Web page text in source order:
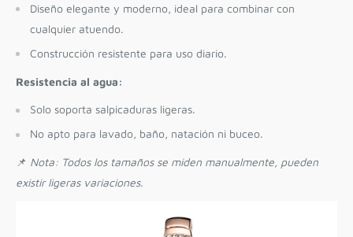
Diseño elegante y moderno, ideal para combinar con
cualquier atuendo.
Construcción resistente para uso diario.
Resistencia al agua:
Solo soporta salpicaduras ligeras.
No apto para lavado, baño, natación ni buceo.
📌 Nota: Todos los tamaños se miden manualmente, pueden
existir ligeras variaciones.